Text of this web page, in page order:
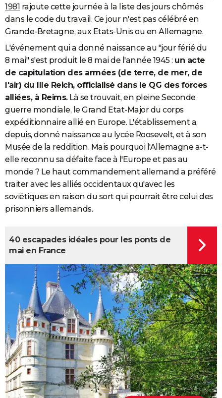
1981 rajoute cette journée à la liste des jours chômés
dans le code du travail. Ce jour n'est pas célébré en
Grande-Bretagne, aux Etats-Unis ou en Allemagne.
L'événement qui a donné naissance au "jour férié du
8 mai" s'est produit le 8 mai de l'année 1945 : un acte
de capitulation des armées (de terre, de mer, de
l'air) du IIIe Reich, officialisé dans le QG des forces
alliées, à Reims.Là se trouvait, en pleine Seconde
guerre mondiale, le Grand Etat-Major du corps
expéditionnaire allié en Europe. L'établissement a,
depuis, donné naissance au lycée Roosevelt, et à son
Musée de la reddition. Mais pourquoi l'Allemagne a-t-
elle reconnu sa défaite face à l'Europe et pas au
monde ? Le haut commandement allemand a préféré
traiter avec les alliés occidentaux qu'avec les
soviétiques en raison du sort qui pourrait être celui des
prisonniers allemands.
40 escapades idéales pour les ponts de
mai en France